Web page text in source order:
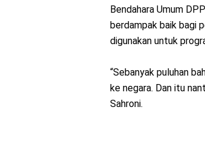
Bendahara Umum
berdampak baik bagi
digunakan untuk
“Sebanyak puluhan
ke negara. Dan itu
Sahroni.